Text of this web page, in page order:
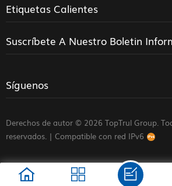
Etiquetas Calientes
Suscríbete A Nuestro Boletin
Síguenos
Derechos de autor © 2026 TopTrul Group.
reservados. | Compatible con red IPv6